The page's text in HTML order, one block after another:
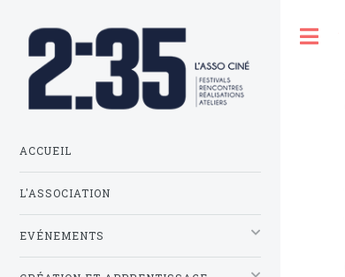
ACCUEIL
L'ASSOCIATION
EVÉNEMENTS